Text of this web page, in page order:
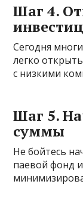
Шаг 4.
Сегодня
легко
с низкими
Шаг 5.
суммы
Не бойтесь
паевой фонд